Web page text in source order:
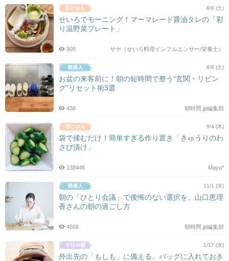
8/8 (土)
せいろでモーニング！マーマレード醤油タレの「彩
り温野菜プレート」
サヤ（せいろ料理インフルエンサー/栄養士）
905
8/8 (土)
お盆の来客前に！朝の短時間で整う“玄関・リビン
グ”リセット術3選
朝時間.jp編集部
438
8/4 (木)
袋で揉むだけ！簡単すぎる作り置き「きゅうりのわ
さび漬け」
Mayu*
138446
11/1 (水)
朝の「ひとり会議」で後悔のない選択を。山口恵理
香さんの朝の過ごし方
朝時間.jp編集部
4666
1/17 (水)
外出先の「もしも」に備える。バッグに入れておき